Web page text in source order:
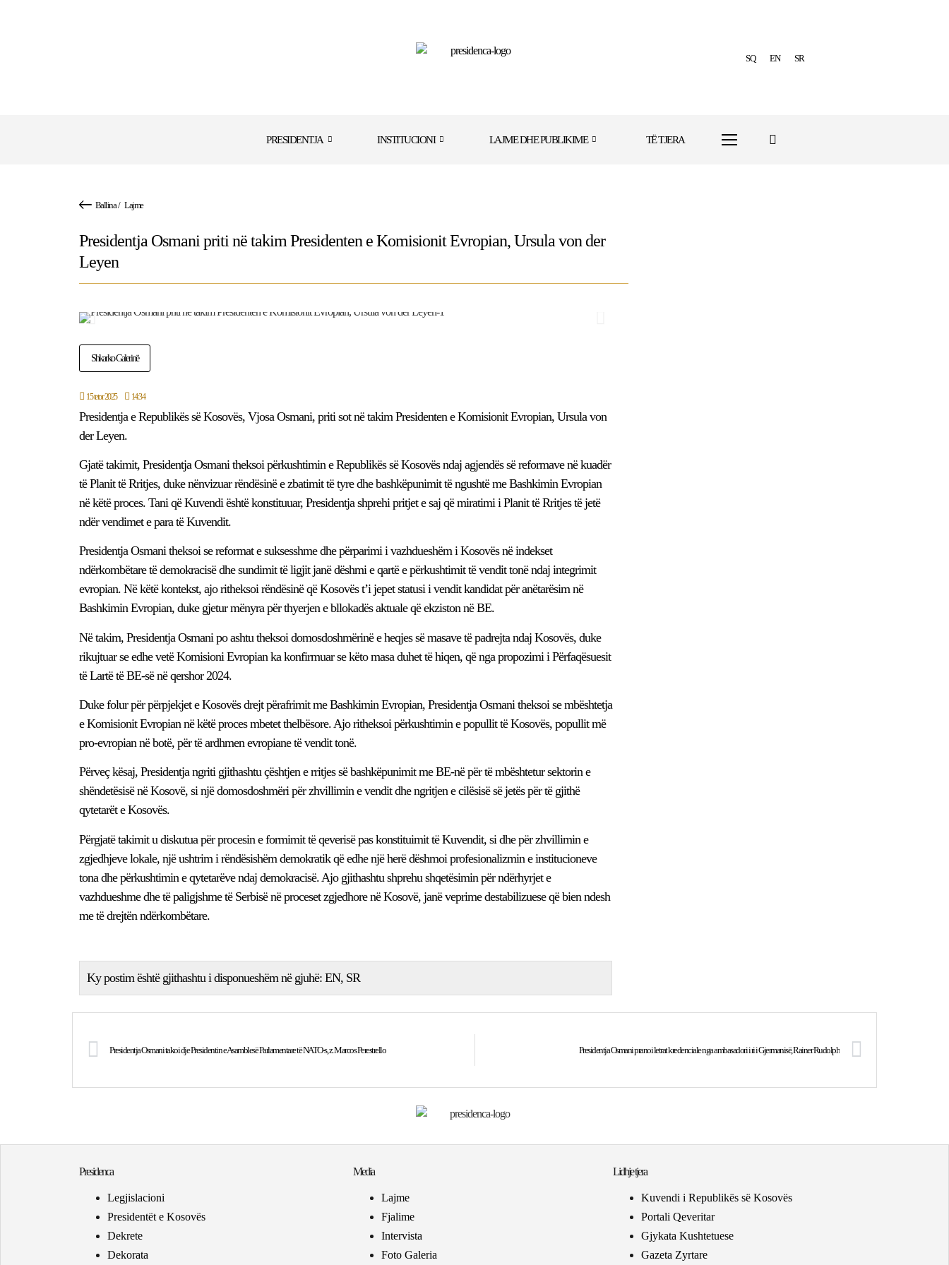
SQ EN SR
PRESIDENTJA INSTITUCIONI LAJME DHE PUBLIKIME TË TJERA
Ballina/ Lajme
Presidentja Osmani priti në takim Presidenten e Komisionit Evropian, Ursula von der
Leyen
Shkarko Galerinë
15 tetor 2025 14:34
Presidentja e Republikës së Kosovës, Vjosa Osmani, priti sot në takim Presidenten e Komisionit Evropian, Ursula von
der Leyen.
Gjatë takimit, Presidentja Osmani theksoi përkushtimin e Republikës së Kosovës ndaj agjendës së reformave në kuadër
të Planit të Rritjes, duke nënvizuar rëndësinë e zbatimit të tyre dhe bashkëpunimit të ngushtë me Bashkimin Evropian
në këtë proces. Tani që Kuvendi është konstituuar, Presidentja shprehi pritjet e saj që miratimi i Planit të Rritjes të jetë
ndër vendimet e para të Kuvendit.
Presidentja Osmani theksoi se reformat e suksesshme dhe përparimi i vazhdueshëm i Kosovës në indekset
ndërkombëtare të demokracisë dhe sundimit të ligjit janë dëshmi e qartë e përkushtimit të vendit tonë ndaj integrimit
evropian. Në këtë kontekst, ajo ritheksoi rëndësinë që Kosovës t’i jepet statusi i vendit kandidat për anëtarësim në
Bashkimin Evropian, duke gjetur mënyra për thyerjen e bllokadës aktuale që ekziston në BE.
Në takim, Presidentja Osmani po ashtu theksoi domosdoshmërinë e heqjes së masave të padrejta ndaj Kosovës, duke
rikujtuar se edhe vetë Komisioni Evropian ka konfirmuar se këto masa duhet të hiqen, që nga propozimi i Përfaqësuesit
të Lartë të BE-së në qershor 2024.
Duke folur për përpjekjet e Kosovës drejt përafrimit me Bashkimin Evropian, Presidentja Osmani theksoi se mbështetja
e Komisionit Evropian në këtë proces mbetet thelbësore. Ajo ritheksoi përkushtimin e popullit të Kosovës, popullit më
pro-evropian në botë, për të ardhmen evropiane të vendit tonë.
Përveç kësaj, Presidentja ngriti gjithashtu çështjen e rritjes së bashkëpunimit me BE-në për të mbështetur sektorin e
shëndetësisë në Kosovë, si një domosdoshmëri për zhvillimin e vendit dhe ngritjen e cilësisë së jetës për të gjithë
qytetarët e Kosovës.
Përgjatë takimit u diskutua për procesin e formimit të qeverisë pas konstituimit të Kuvendit, si dhe për zhvillimin e
zgjedhjeve lokale, një ushtrim i rëndësishëm demokratik që edhe një herë dëshmoi profesionalizmin e institucioneve
tona dhe përkushtimin e qytetarëve ndaj demokracisë. Ajo gjithashtu shprehu shqetësimin për ndërhyrjet e
vazhdueshme dhe të paligjshme të Serbisë në proceset zgjedhore në Kosovë, janë veprime destabilizuese që bien ndesh
me të drejtën ndërkombëtare.
Ky postim është gjithashtu i disponueshëm në gjuhë: EN SR
Presidentja Osmani takoi dje Presidentin e Asamblesë Parlamentare të NATO-s, z. Marcos Perestrello Presidentja Osmani pranoi letrat kredenciale nga ambasadori i ri i Gjermanisë, Rainer Rudolph
Presidenca
Legjislacioni
Presidentët e Kosovës
Dekrete
Dekorata
Media
Lajme
Fjalime
Intervista
Foto Galeria
Lidhje tjera
Kuvendi i Republikës së Kosovës
Portali Qeveritar
Gjykata Kushtetuese
Gazeta Zyrtare